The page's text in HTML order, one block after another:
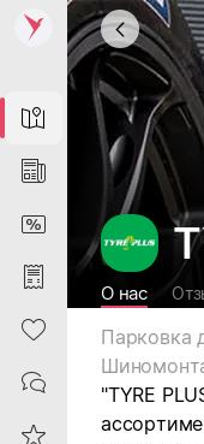
Map
News
DiscountCard
Purchases
Heart
Contacts
Reviews
О нас
Парковка
"TYRE